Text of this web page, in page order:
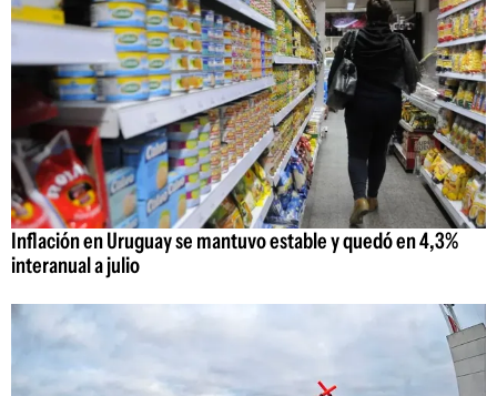
Inflación en Uruguay se mantuvo estable y quedó en 4,3%
interanual a julio